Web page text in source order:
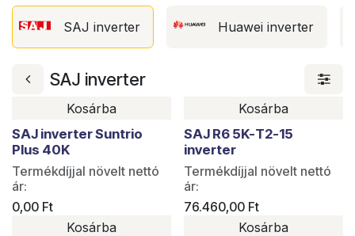
SAJ inverter Huawei inverter
SAJ inverter
Utolsó darabok
SAJ inverter Suntrio
Plus 40K
Kosárba
Termékdíjjal növelt nettó
ár:
0,00 Ft
SAJ R6 5K-T2-15
inverter
Kosárba
Termékdíjjal növelt nettó
ár:
76.460,00Ft
Kosárba Kosárba